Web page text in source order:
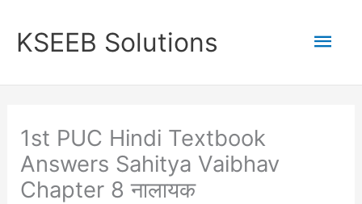
content
KSEEB Solutions
1st PUC Hindi Textbook
Answers Sahitya Vaibhav
Chapter 8 नालायक